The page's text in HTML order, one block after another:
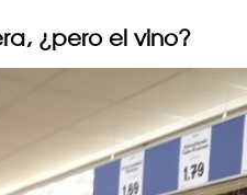
¿pero el vino?